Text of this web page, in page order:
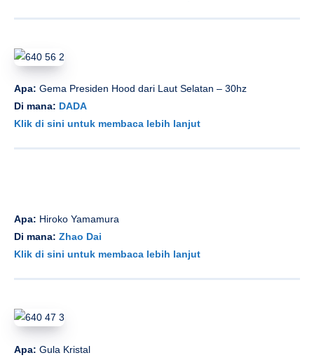
Apa: Gema Presiden Hood dari Laut Selatan – 30hz
Di mana: DADA
Klik di sini untuk membaca lebih lanjut
Apa: Hiroko Yamamura
Di mana: Zhao Dai
Klik di sini untuk membaca lebih lanjut
Apa: Gula Kristal